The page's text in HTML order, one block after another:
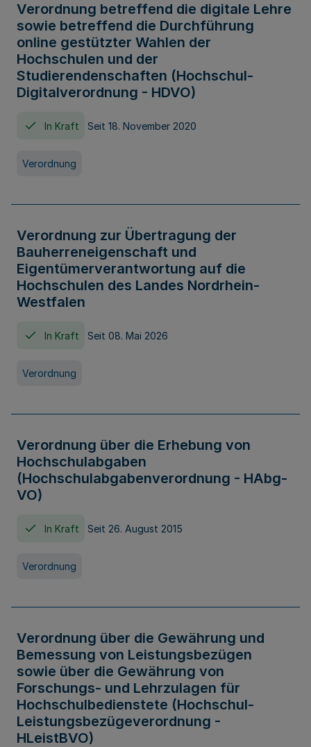
Verordnung betreffend die digitale Lehre
sowie betreffend die Durchführung
online gestützter Wahlen der
Hochschulen und der
Studierendenschaften (Hochschul-
Digitalverordnung - HDVO)
In Kraft Seit 18. November 2020
Verordnung
Verordnung zur Übertragung der
Bauherreneigenschaft und
Eigentümerverantwortung auf die
Hochschulen des Landes Nordrhein-
Westfalen
In Kraft Seit 08. Mai 2026
Verordnung
Verordnung über die Erhebung von
Hochschulabgaben
(Hochschulabgabenverordnung - HAbg-
VO)
In Kraft Seit 26. August 2015
Verordnung
Verordnung über die Gewährung und
Bemessung von Leistungsbezügen
sowie über die Gewährung von
Forschungs- und Lehrzulagen für
Hochschulbedienstete (Hochschul-
Leistungsbezügeverordnung -
HLeistBVO)